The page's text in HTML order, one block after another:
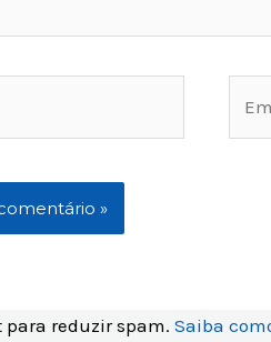
reduzir spam. Saiba